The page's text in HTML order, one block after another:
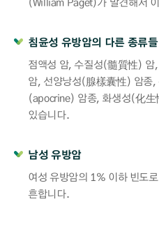
침윤성 유방암의 다른 종류들
점액성 암, 수질성(髓質性)
암, 선양낭성(腺樣囊性) 암종,
(apocrine) 암종, 화생성(化生
있습니다.
남성 유방암
여성 유방암의 1% 이하 빈도
흔합니다.